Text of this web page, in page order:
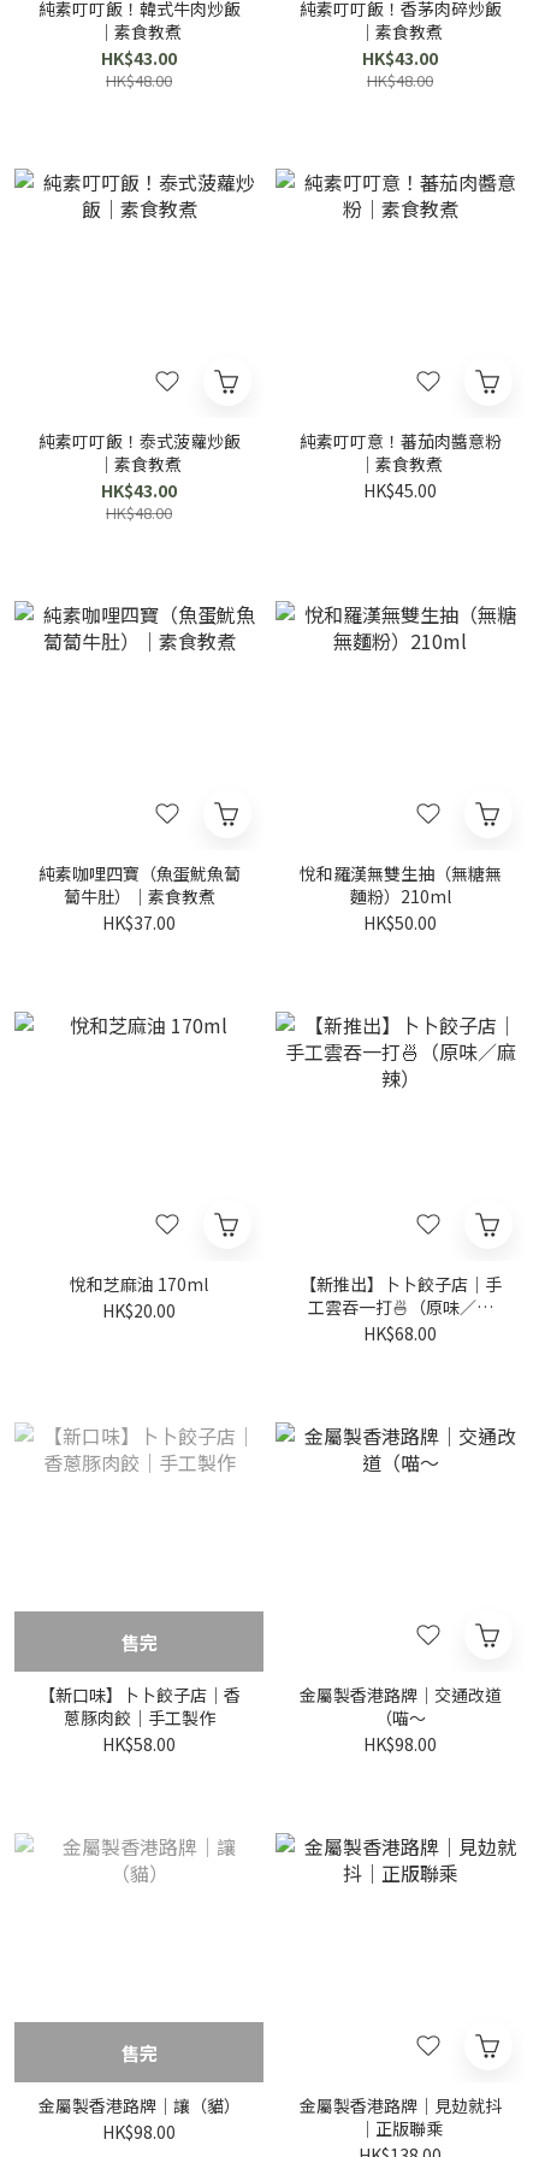
純素叮叮飯！韓式牛肉炒飯
｜素食教煮
HK$43.00
HK$48.00
純素叮叮飯！香茅肉碎炒飯
｜素食教煮
HK$43.00
HK$48.00
純素叮叮飯！泰式菠蘿炒飯
｜素食教煮
HK$43.00
HK$48.00
純素叮叮意！蕃茄肉醬意粉
｜素食教煮
HK$45.00
純素咖哩四寶（魚蛋魷魚蔔
蔔牛肚）｜素食教煮
HK$37.00
悅和羅漢無雙生抽（無糖無
麵粉）210ml
HK$50.00
悅和芝麻油 170ml
HK$20.00
【新推出】卜卜餃子店｜手
工雲吞一打🍜（原味／麻
辣）
HK$68.00
售完
【新口味】卜卜餃子店｜香
蔥豚肉餃｜手工製作
HK$58.00
金屬製香港路牌｜交通改道
（喵～
HK$98.00
售完
金屬製香港路牌｜讓（貓）
HK$98.00
金屬製香港路牌｜見攰就抖
｜正版聯乘